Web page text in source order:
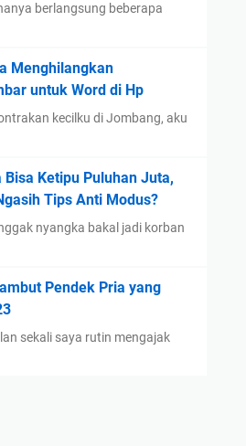
berlangsung beberapa
Menghilangkan
untuk Word di Hp
kecilku di Jombang, aku
Bisa Ketipu Puluhan Juta,
Tips Anti Modus?
nyangka bakal jadi korban
Pendek Pria yang
sekali saya rutin mengajak